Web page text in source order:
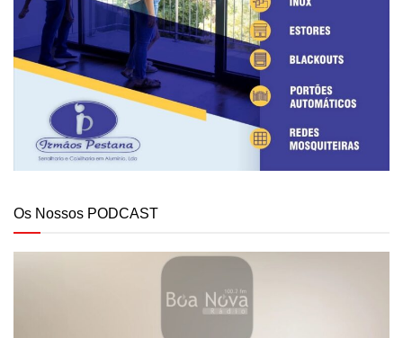
Os Nossos PODCAST